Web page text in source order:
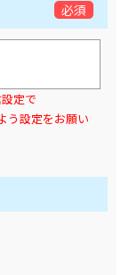
必須
定で
う設定をお願い